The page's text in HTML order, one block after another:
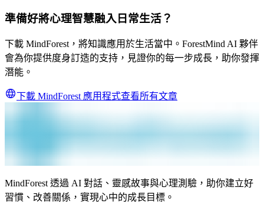
準備好將心理智慧融入日常生活？
下載 MindForest，將知識應用於生活當中。ForestMind AI 夥伴
會為你提供度身訂造的支持，見證你的每一步成長，助你發揮
潛能。
下載 MindForest 應用程式查看所有文章
MindForest 透過 AI 對話、靈感故事與心理測驗，助你建立好
習慣、改善關係，實現心中的成長目標。